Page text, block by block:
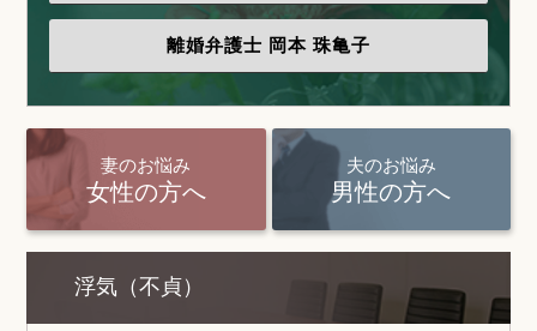
離婚弁護士 岡本 珠亀子
妻のお悩み
女性の方へ
夫のお悩み
男性の方へ
浮気（不貞）